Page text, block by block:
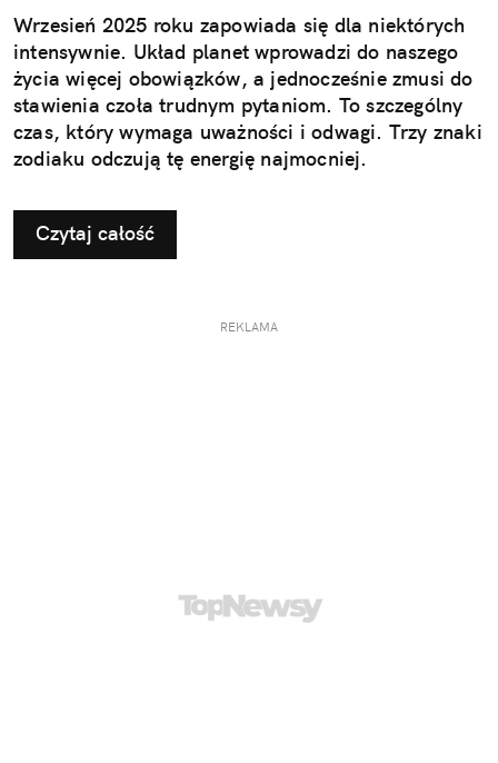
Wrzesień 2025 roku zapowiada się dla niektórych
intensywnie. Układ planet wprowadzi do naszego
życia więcej obowiązków, a jednocześnie zmusi do
stawienia czoła trudnym pytaniom. To szczególny
czas, który wymaga uważności i odwagi. Trzy znaki
zodiaku odczują tę energię najmocniej.
Czytaj całość
REKLAMA